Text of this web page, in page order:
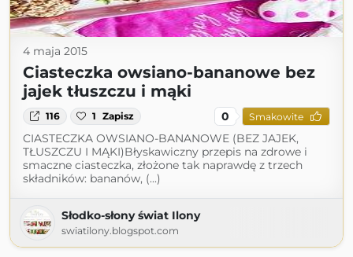
4 maja 2015
Ciasteczka owsiano-bananowe bez
jajek tłuszczu i mąki
116 1 Zapisz 0 Smakowite
CIASTECZKA OWSIANO-BANANOWE (BEZ JAJEK,
TŁUSZCZU I MĄKI)Błyskawiczny przepis na zdrowe i
smaczne ciasteczka, złożone tak naprawdę z trzech
składników: bananów, (...)
Słodko-słony świat Ilony
swiatilony.blogspot.com